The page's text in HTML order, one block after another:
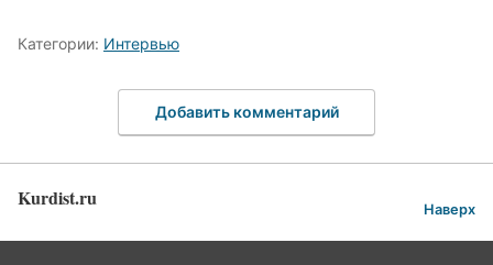
Категории: Интервью
Добавить комментарий
Kurdist.ru Наверх